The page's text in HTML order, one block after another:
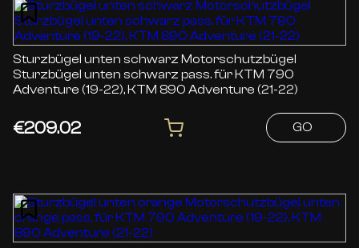
Sturzbügel unten schwarz Motorschutzbügel
Sturzbügel unten schwarz pass. für KTM 790
Adventure (19-22), KTM 890 Adventure (21-22)
€209.02 GO